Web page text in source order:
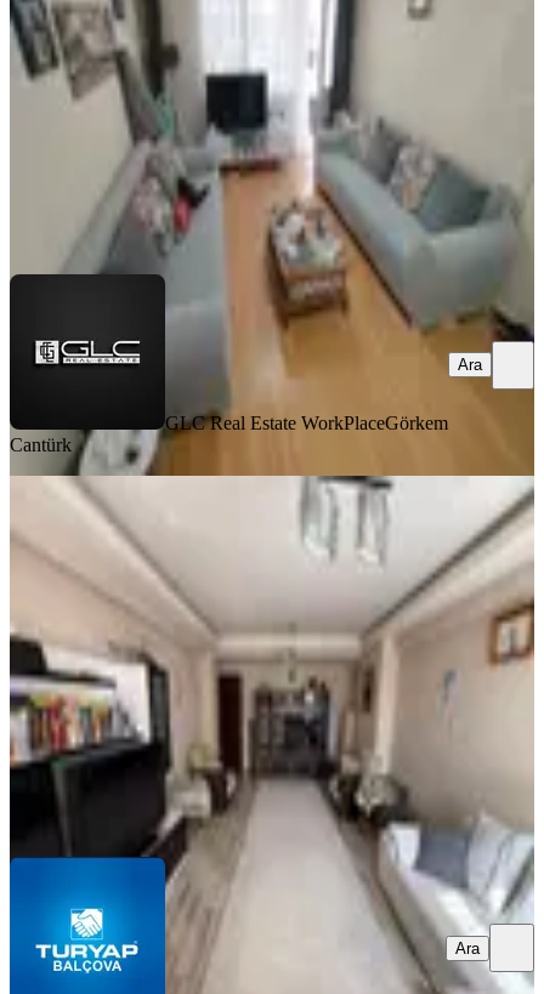
2+1
01.08.2026
4.449.000 ₺
GLC Real Estate WorkPlace Görkem Cantürk
GLC Real Estate WorkPlaceGörkem
Cantürk
Ara
BALKONLU
Doğa Manzaralı Kapalı Otoparklı
Ferah 3+1 Daire
Balçova, Eğitim Mahallesi
3+1
·165 m²· 5. Kat 31.07.2026
12.500.000 ₺
Turyap Balçova TemsilciliğiBatuhan Acar
Ara